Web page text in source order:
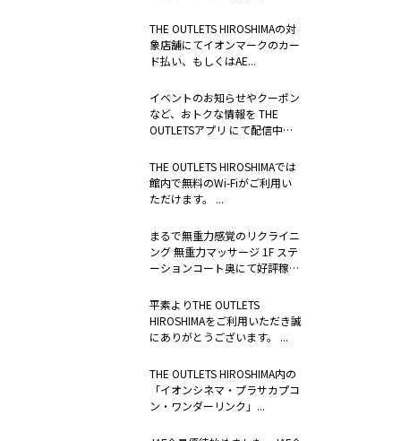
THE OUTLETS HIROSHIMAの対
象店舗にてイオンマークのカー
ド払い、もしくはAE...
イベントのお知らせやクーポン
など、おトクな情報を THE
OUTLETSアプリ にて配信中。
THE OUTLETS HIROSHIMAでは
館内で無料のWi-Fiがご利用い
ただけます。 ...
まるで無重力感覚のリクライニ
ング 無重力マッサージ 1F ステ
ーションコート奥にて好評稼
平素よりTHE OUTLETS
HIROSHIMAをご利用いただき誠
にありがとうございます。 ...
THE OUTLETS HIROSHIMA内の
「イオンシネマ・プラサカプコ
ン・ワンダーリンク」...